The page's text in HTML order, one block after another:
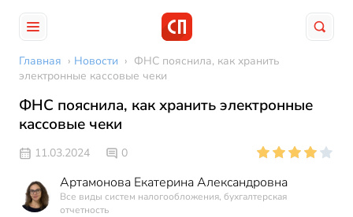
Главная › Новости › ФНС пояснила, как хранить
электронные кассовые чеки
ФНС пояснила, как хранить электронные
кассовые чеки
11.03.2024 0
Артамонова Екатерина Александровна
Все виды систем налогообложения, бухгалтерская
отчетность